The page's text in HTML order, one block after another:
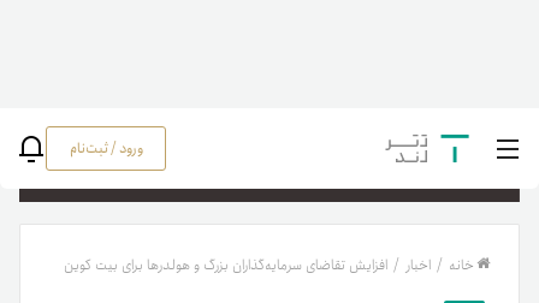
ورود / ثبت‌نام
خانه / اخبار / افزایش تقاضای سرمایه‌گذاران بزرگ و هولدرها برای بیت کوین